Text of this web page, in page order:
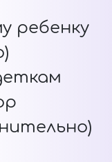
ребенку